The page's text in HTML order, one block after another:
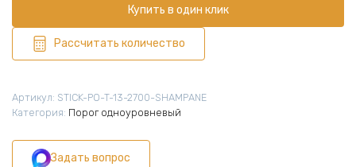
для
пола,
13
X
мм,
ножка
мм,
алюминий,
Купить в один клик
Рассчитать количество
Артикул: STICK-PO-T-13-2700-SHAMPANE
Категория: Порог одноуровневый
Задать вопрос